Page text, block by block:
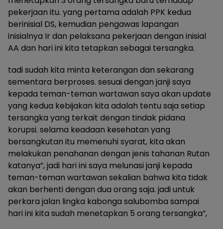
pekerjaan itu. yang pertama adalah PPK kedua
berinisial DS, kemudian pengawas lapangan
inisialnya Ir dan pelaksana pekerjaan dengan inisial
AA dan hari ini kita tetapkan sebagai tersangka.
tadi sudah kita minta keterangan dan sekarang
sementara berproses. sesuai dengan janji saya
kepada teman-teman wartawan saya akan update
yang kedua kebijakan kita adalah tentu saja setiap
tersangka yang terkait dengan tindak pidana
korupsi. selama keadaan kesehatan yang
bersangkutan itu memenuhi syarat, kita akan
melakukan penahanan dengan jenis tahanan Rutan
katanya”, jadi hari ini saya melunasi janji kepada
teman-teman wartawan sekalian bahwa kita tidak
akan berhenti dengan dua orang saja. jadi untuk
perkara jalan lingka kabonga salubomba sampai
hari ini kita sudah menetapkan 5 orang tersangka”,